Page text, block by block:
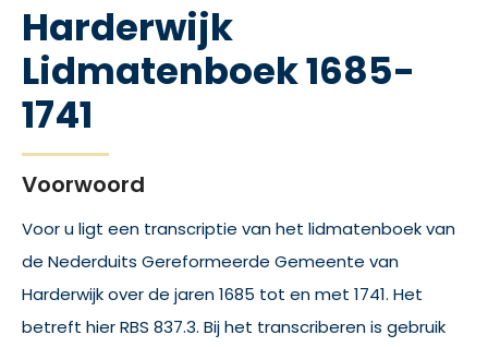
Harderwijk
Lidmatenboek 1685-
1741
Voorwoord
Voor u ligt een transcriptie van het lidmatenboek van
de Nederduits Gereformeerde Gemeente van
Harderwijk over de jaren 1685 tot en met 1741. Het
betreft hier RBS 837.3. Bij het transcriberen is gebruik